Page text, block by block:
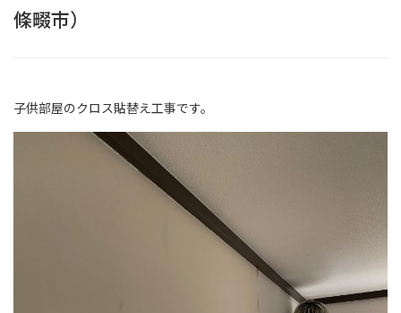
條畷市）
子供部屋のクロス貼替え工事です。